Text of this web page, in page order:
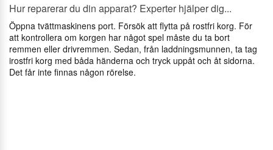
Hur reparerar du din apparat? Experter hjälper dig...
Öppna tvättmaskinens port. Försök att flytta på rostfri korg. För
att kontrollera om korgen har något spel måste du ta bort
remmen eller drivremmen. Sedan, från laddningsmunnen, ta tag
irostfri korg med båda händerna och tryck uppåt och åt sidorna.
Det får inte finnas någon rörelse.